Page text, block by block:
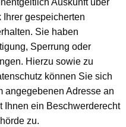
Auskunft über
Ihrer gespeicherten
Sie haben
Sperrung oder
Hierzu sowie zu
können Sie sich
angegebenen Adresse an
Ihnen ein Beschwerderecht
zu.